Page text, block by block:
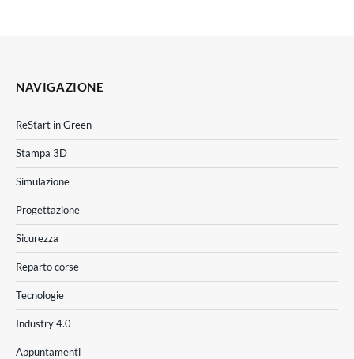
NAVIGAZIONE
ReStart in Green
Stampa 3D
Simulazione
Progettazione
Sicurezza
Reparto corse
Tecnologie
Industry 4.0
Appuntamenti